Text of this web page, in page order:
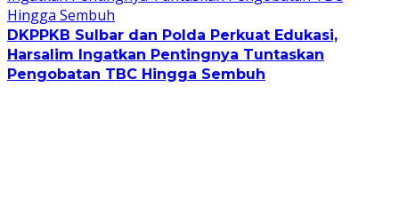
DKPPKB Sulbar dan Polda Perkuat Edukasi,
Harsalim Ingatkan Pentingnya Tuntaskan
Pengobatan TBC Hingga Sembuh